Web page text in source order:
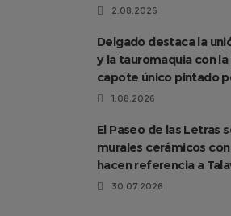
2.08.2026
Delgado destaca la
y la tauromaquia con
capote único pintado
1.08.2026
El Paseo de las Letras
murales cerámicos
hacen referencia a
30.07.2026